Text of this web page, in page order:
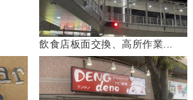
飲食店板面交換、高所作業...